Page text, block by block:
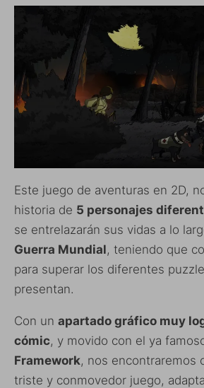
Este juego de aventuras en 2D,
historia de 5 personajes
se entrelazarán sus vidas a lo
Guerra Mundial, teniendo que
para superar los diferentes
presentan.
Con un apartado gráfico muy
cómic, y movido con el ya
Framework, nos encontraremos
triste y conmovedor juego,